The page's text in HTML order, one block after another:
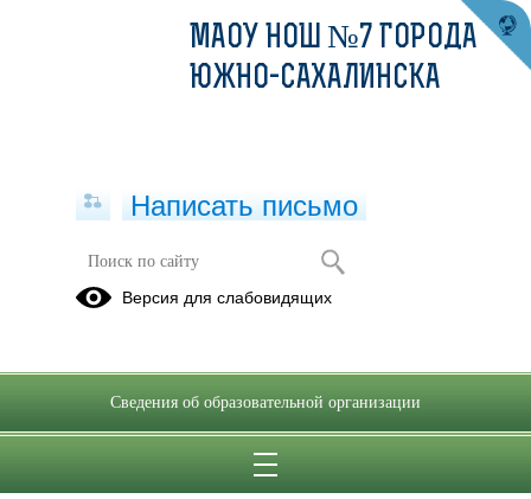
МАОУ НОШ №7 ГОРОДА
ЮЖНО-САХАЛИНСКА
Написать письмо
Версия для слабовидящих
Сведения об образовательной организации